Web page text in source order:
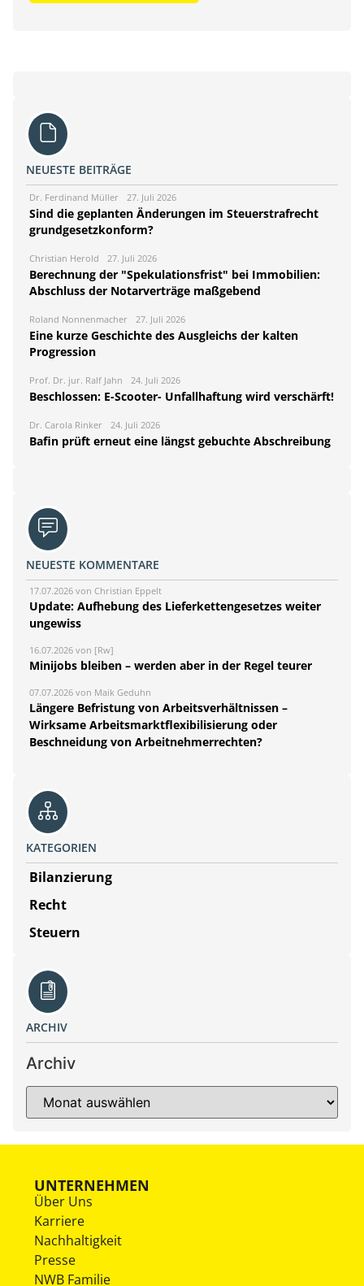
NEUESTE BEITRÄGE
Dr. Ferdinand Müller 27. Juli 2026
Sind die geplanten Änderungen im Steuerstrafrecht
grundgesetzkonform?
Christian Herold 27. Juli 2026
Berechnung der "Spekulationsfrist" bei Immobilien:
Abschluss der Notarverträge maßgebend
Roland Nonnenmacher 27. Juli 2026
Eine kurze Geschichte des Ausgleichs der kalten
Progression
Prof. Dr. jur. Ralf Jahn 24. Juli 2026
Beschlossen: E-Scooter- Unfallhaftung wird verschärft!
Dr. Carola Rinker 24. Juli 2026
Bafin prüft erneut eine längst gebuchte Abschreibung
NEUESTE KOMMENTARE
17.07.2026 von Christian Eppelt
Update: Aufhebung des Lieferkettengesetzes weiter
ungewiss
16.07.2026 von [Rw]
Minijobs bleiben – werden aber in der Regel teurer
07.07.2026 von Maik Geduhn
Längere Befristung von Arbeitsverhältnissen –
Wirksame Arbeitsmarktflexibilisierung oder
Beschneidung von Arbeitnehmerrechten?
KATEGORIEN
Bilanzierung
Recht
Steuern
ARCHIV
Archiv
UNTERNEHMEN
Über Uns
Karriere
Nachhaltigkeit
Presse
NWB Familie